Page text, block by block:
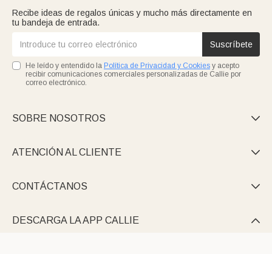
Recibe ideas de regalos únicas y mucho más directamente en
tu bandeja de entrada.
Suscríbete
He leído y entendido la Política de Privacidad y Cookies y acepto
recibir comunicaciones comerciales personalizadas de Callie por
correo electrónico.
SOBRE NOSOTROS 
ATENCIÓN AL CLIENTE 
CONTÁCTANOS 
DESCARGA LA APP CALLIE 